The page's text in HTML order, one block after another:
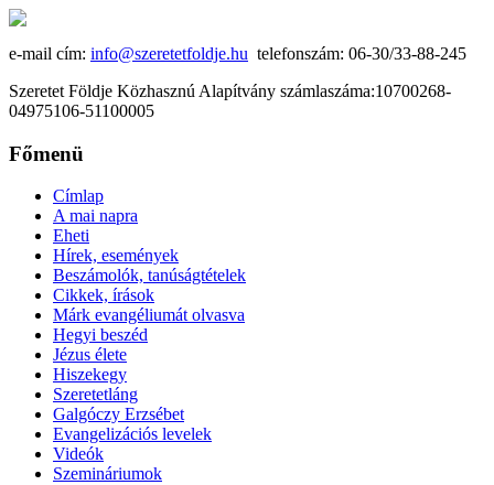
e-mail cím: info@szeretetfoldje.hu telefonszám: 06-30/33-88-245
Szeretet Földje Közhasznú Alapítvány számlaszáma:10700268-
04975106-51100005
Főmenü
Címlap
A mai napra
Eheti
Hírek, események
Beszámolók, tanúságtételek
Cikkek, írások
Márk evangéliumát olvasva
Hegyi beszéd
Jézus élete
Hiszekegy
Szeretetláng
Galgóczy Erzsébet
Evangelizációs levelek
Videók
Szemináriumok